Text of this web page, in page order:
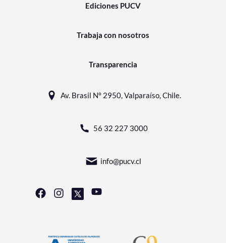
Ediciones PUCV
Trabaja con nosotros
Transparencia
Av. Brasil N° 2950, Valparaíso, Chile.
56 32 227 3000
info@pucv.cl